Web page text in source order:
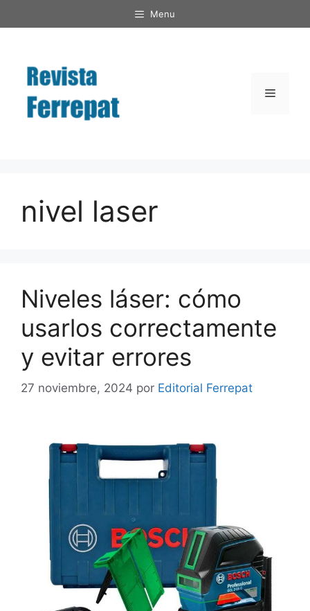
al
Menu
Menú
nivel laser
Niveles láser: cómo
usarlos correctamente
y evitar errores
27 noviembre, 2024 por Editorial Ferrepat